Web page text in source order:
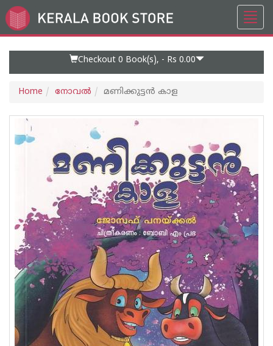
Go
to
Checkout 0 Book(s), - Rs 0.00
Home നോവല്‍ മണിക്കുട്ടന്‍ കാള